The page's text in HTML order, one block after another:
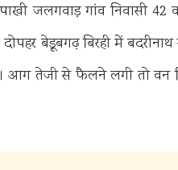
गांव निवासी 42
बेड़ूबगढ़ बिरही में बदरीनाथ
तेजी से फैलने लगी तो वन